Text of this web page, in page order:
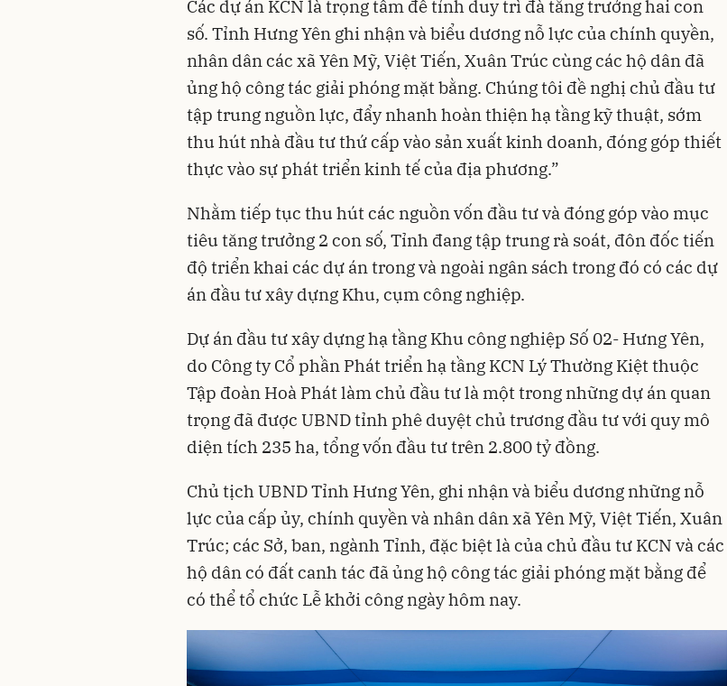
Các dự án KCN là trọng tâm để tỉnh duy trì đà tăng trưởng hai con
số. Tỉnh Hưng Yên ghi nhận và biểu dương nỗ lực của chính quyền,
nhân dân các xã Yên Mỹ, Việt Tiến, Xuân Trúc cùng các hộ dân đã
ủng hộ công tác giải phóng mặt bằng. Chúng tôi đề nghị chủ đầu tư
tập trung nguồn lực, đẩy nhanh hoàn thiện hạ tầng kỹ thuật, sớm
thu hút nhà đầu tư thứ cấp vào sản xuất kinh doanh, đóng góp thiết
thực vào sự phát triển kinh tế của địa phương.”
Nhằm tiếp tục thu hút các nguồn vốn đầu tư và đóng góp vào mục
tiêu tăng trưởng 2 con số, Tỉnh đang tập trung rà soát, đôn đốc tiến
độ triển khai các dự án trong và ngoài ngân sách trong đó có các dự
án đầu tư xây dựng Khu, cụm công nghiệp.
Dự án đầu tư xây dựng hạ tầng Khu công nghiệp Số 02- Hưng Yên,
do Công ty Cổ phần Phát triển hạ tầng KCN Lý Thường Kiệt thuộc
Tập đoàn Hoà Phát làm chủ đầu tư là một trong những dự án quan
trọng đã được UBND tỉnh phê duyệt chủ trương đầu tư với quy mô
diện tích 235 ha, tổng vốn đầu tư trên 2.800 tỷ đồng.
Chủ tịch UBND Tỉnh Hưng Yên, ghi nhận và biểu dương những nỗ
lực của cấp ủy, chính quyền và nhân dân xã Yên Mỹ, Việt Tiến, Xuân
Trúc; các Sở, ban, ngành Tỉnh, đặc biệt là của chủ đầu tư KCN và các
hộ dân có đất canh tác đã ủng hộ công tác giải phóng mặt bằng để
có thể tổ chức Lễ khởi công ngày hôm nay.